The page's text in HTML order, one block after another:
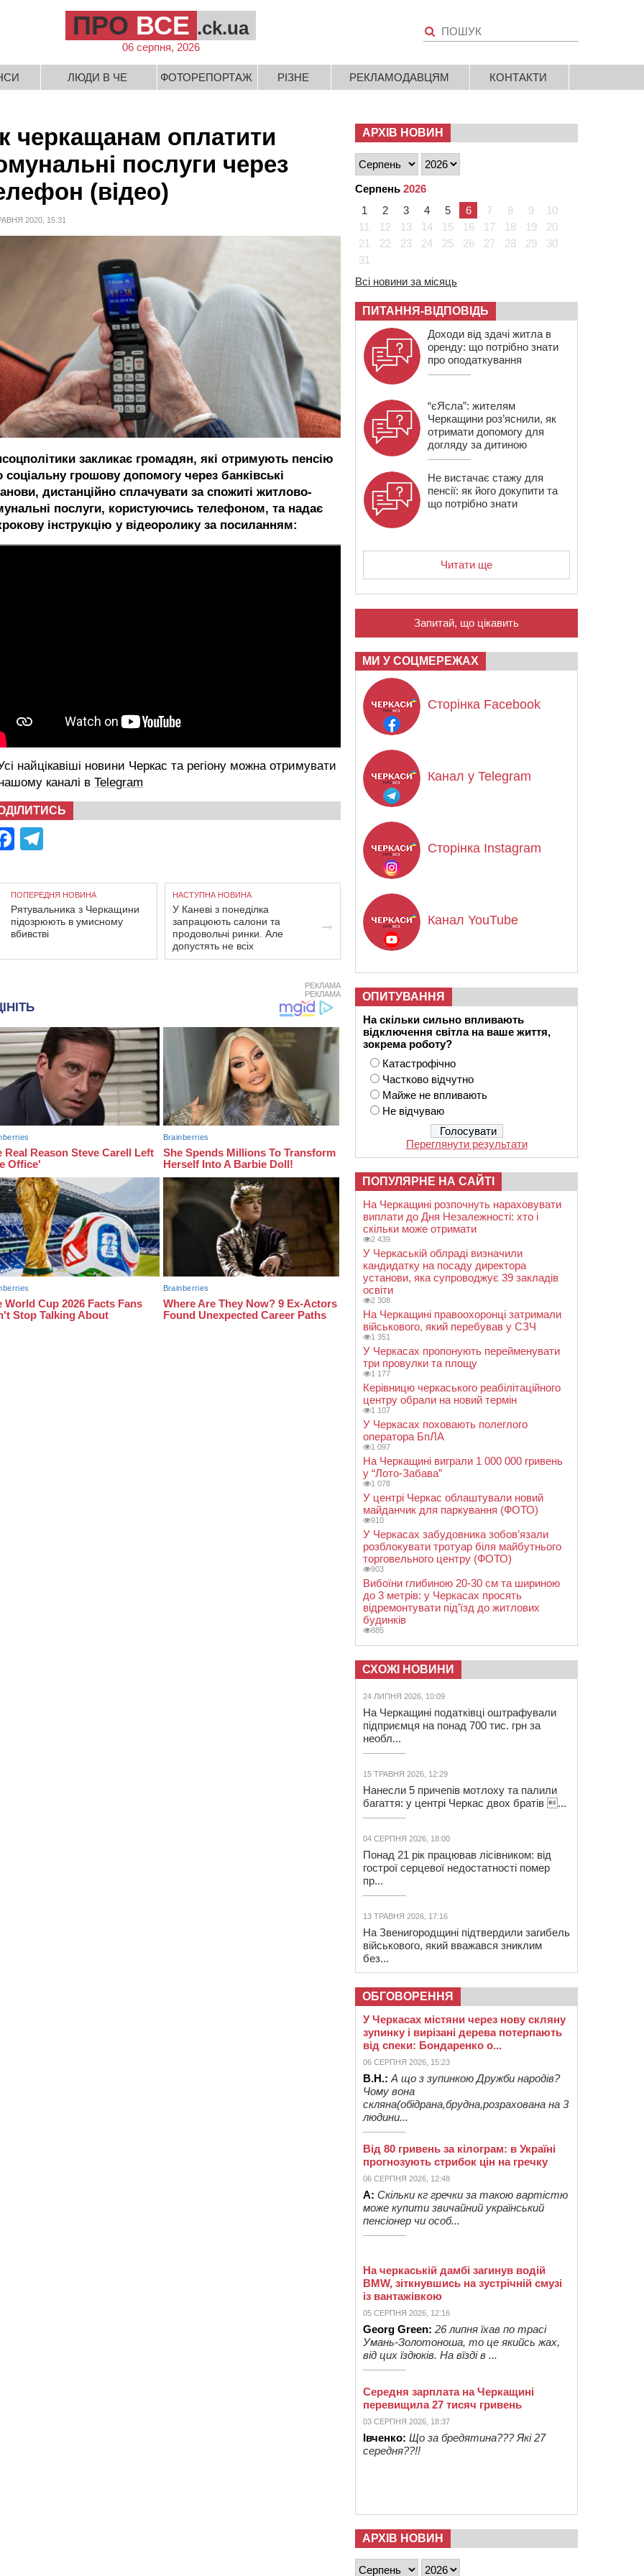
ПРО ВСЕ .ck.ua
06 серпня, 2026
ЛЮДИ В ЧЕ ФОТОРЕПОРТАЖ РІЗНЕ РЕКЛАМОДАВЦЯМ КОНТАКТИ
черкащанам оплатити
послуги через
(відео)
2020, 15:31
закликає громадян, які отримують пенсію
соціальну грошову допомогу через банківські
дистанційно сплачувати за спожиті житлово-
послуги, користуючись телефоном, та надає
інструкцію у відеоролику за посиланням:
найцікавіші новини Черкас та регіону можна отримувати
каналі в Telegram
Facebook
ПОПЕРЕДНЯ НОВИНА
Рятувальника з Черкащини
підозрюють в умисному
вбивстві
НАСТУПНА НОВИНА
У Каневі з понеділка
запрацюють салони та
продовольчі ринки. Але
допустять не всіх
РЕКЛАМА
РЕКЛАМА
АРХІВ НОВИН
Серпень 2026
1
2 3 4 5 6 7 8 9
10
11
12 13 14 15 16 17 18 19
20
21
22 23 24 25 26 27 28 29
30
31
Всі новини за місяць
ПИТАННЯ-ВІДПОВІДЬ
Доходи від здачі житла в
оренду: що потрібно знати
про оподаткування
“єЯсла”: жителям
Черкащини роз’яснили, як
отримати допомогу для
догляду за дитиною
Не вистачає стажу для
пенсії: як його докупити та
що потрібно знати
Читати ще
Запитай, що цікавить
МИ У СОЦМЕРЕЖАХ
Сторінка Facebook
Канал у Telegram
Сторінка Instagram
Канал YouTube
ОПИТУВАННЯ
На скільки сильно впливають
відключення світла на ваше життя,
зокрема роботу?
Катастрофічно
Частково відчутно
Майже не впливають
Не відчуваю
Переглянути результати
ПОПУЛЯРНЕ НА САЙТІ
На Черкащині розпочнуть нараховувати
виплати до Дня Незалежності: хто і
скільки може отримати
2 439
У Черкаській облраді визначили
кандидатку на посаду директора
установи, яка супроводжує 39 закладів
освіти
2 308
На Черкащині правоохоронці затримали
військового, який перебував у СЗЧ
1 351
У Черкасах пропонують перейменувати
три провулки та площу
1 177
Керівницю черкаського реабілітаційного
центру обрали на новий термін
1 107
У Черкасах поховають полеглого
оператора БпЛА
1 097
На Черкащині виграли 1 000 000 гривень
у “Лото-Забава”
1 078
У центрі Черкас облаштували новий
майданчик для паркування (ФОТО)
910
У Черкасах забудовника зобов’язали
розблокувати тротуар біля майбутнього
торговельного центру (ФОТО)
903
Вибоїни глибиною 20-30 см та шириною
до 3 метрів: у Черкасах просять
відремонтувати під’їзд до житлових
будинків
885
СХОЖІ НОВИНИ
24 ЛИПНЯ 2026, 10:09
На Черкащині податківці оштрафували
підприємця на понад 700 тис. грн за
необл...
15 ТРАВНЯ 2026, 12:29
Нанесли 5 причепів мотлоху та палили
багаття: у центрі Черкас двох братів ...
04 СЕРПНЯ 2026, 18:00
Понад 21 рік працював лісівником: від
гострої серцевої недостатності помер
пр...
13 ТРАВНЯ 2026, 17:16
На Звенигородщині підтвердили загибель
військового, який вважався зниклим
без...
ОБГОВОРЕННЯ
У Черкасах містяни через нову скляну
зупинку і вирізані дерева потерпають
від спеки: Бондаренко о...
06 СЕРПНЯ 2026, 15:23
В.Н.: А що з зупинкою Дружби народів?
Чому вона
скляна(обідрана,брудна,розрахована на 3
людини...
Від 80 гривень за кілограм: в Україні
прогнозують стрибок цін на гречку
06 СЕРПНЯ 2026, 12:48
А: Скільки кг гречки за такою вартістю
може купити звичайний український
пенсіонер чи особ...
На черкаській дамбі загинув водій
BMW, зіткнувшись на зустрічній смузі
із вантажівкою
05 СЕРПНЯ 2026, 12:16
Georg Green: 26 липня їхав по трасі
Умань-Золотоноша, то це якийсь жах,
від цих їздюків. На вїзді в ...
Середня зарплата на Черкащині
перевищила 27 тисяч гривень
03 СЕРПНЯ 2026, 18:37
Івченко: Що за бредятина??? Які 27
середня??!!
АРХІВ НОВИН